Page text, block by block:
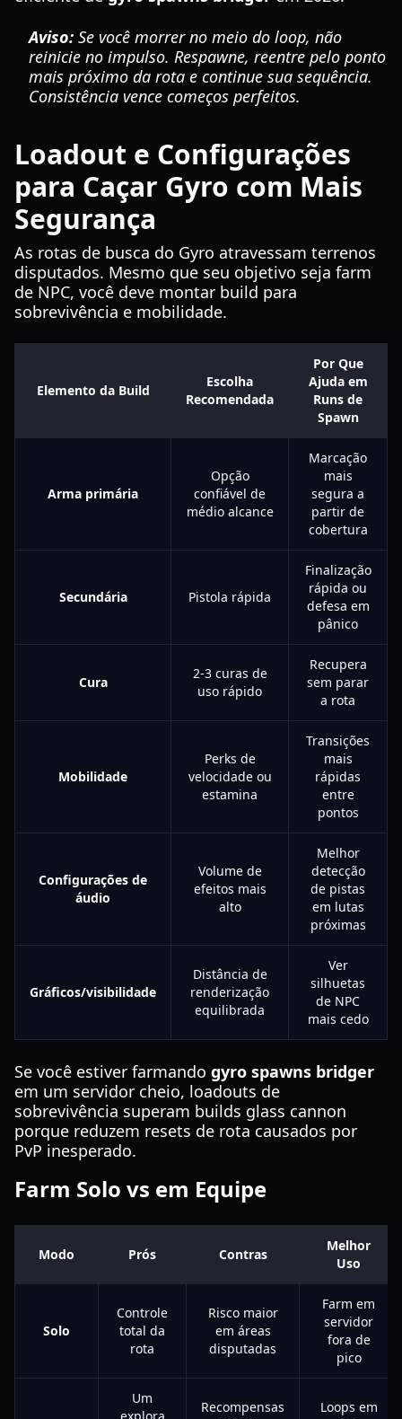
Aviso: Se você morrer no meio do loop, não
reinicie no impulso. Respawne, reentre pelo ponto
mais próximo da rota e continue sua sequência.
Consistência vence começos perfeitos.
Loadout e Configurações
para Caçar Gyro com Mais
Segurança
As rotas de busca do Gyro atravessam terrenos
disputados. Mesmo que seu objetivo seja farm
de NPC, você deve montar build para
sobrevivência e mobilidade.
Elemento da Build
Escolha
Recomendada
Por Que
Ajuda em
Runs de
Spawn
Arma primária
Opção
confiável de
médio alcance
Marcação
mais
segura a
partir de
cobertura
Secundária Pistola rápida
Finalização
rápida ou
defesa em
pânico
Cura
2-3 curas de
uso rápido
Recupera
sem parar
a rota
Mobilidade
Perks de
velocidade ou
estamina
Transições
mais
rápidas
entre
pontos
Configurações de
áudio
Volume de
efeitos mais
alto
Melhor
detecção
de pistas
em lutas
próximas
Gráficos/visibilidade
Distância de
renderização
equilibrada
Ver
silhuetas
de NPC
mais cedo
Se você estiver farmando gyro spawns bridger
em um servidor cheio, loadouts de
sobrevivência superam builds glass cannon
porque reduzem resets de rota causados por
PvP inesperado.
Farm Solo vs em Equipe
Modo Prós Contras
Melhor
Uso
Solo
Controle
total da
rota
Risco maior
em áreas
disputadas
Farm em
servidor
fora de
pico
Um
Recompensas
Loops em